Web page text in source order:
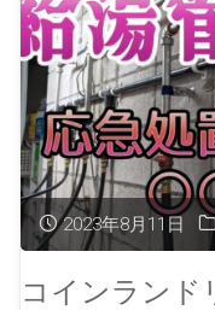
2023年8月11日
コインランド